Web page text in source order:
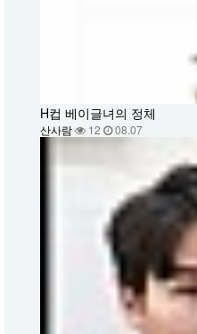
H컵 베이글녀의 정체
산사람 12 08.07